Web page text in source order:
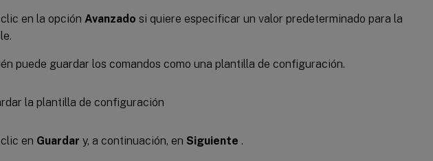
en la opción Avanzado si quiere especificar un valor predeterminado para la
puede guardar los comandos como una plantilla de configuración.
en Guardar y, a continuación, en Siguiente .